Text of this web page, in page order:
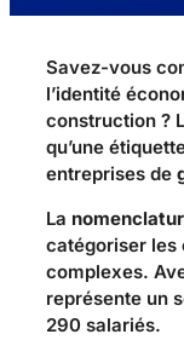
Savez-vous
l’identité
construction ?
qu’une
entreprises de
La
catégoriser les
complexes.
représente un
290 salariés.